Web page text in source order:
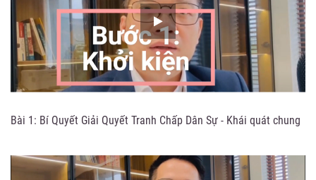
Bài 1: Bí Quyết Giải Quyết Tranh Chấp Dân Sự - Khái quát chung